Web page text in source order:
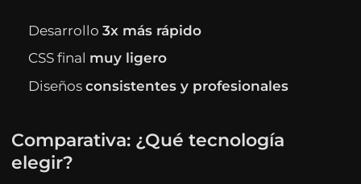
Desarrollo3x más rápido
CSS final muy ligero
Diseñosconsistentes y profesionales
Comparativa: ¿Qué tecnología
elegir?